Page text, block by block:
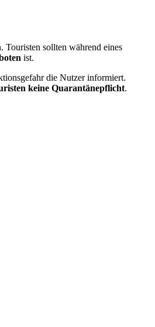
Touristen sollten während eines
ist.
die Nutzer informiert.
keine Quarantänepflicht.